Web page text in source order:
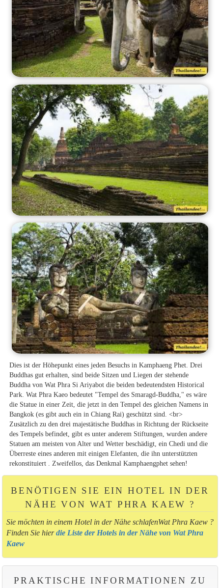
Dies ist der Höhepunkt eines jeden Besuchs in Kamphaeng Phet. Drei
Buddhas gut erhalten, sind beide Sitzen und Liegen der stehende
Buddha von Wat Phra Si Ariyabot die beiden bedeutendsten Historical
Park. Wat Phra Kaeo bedeutet "Tempel des Smaragd-Buddha," es wäre
die Statue in einer Zeit, die jetzt in den Tempel des gleichen Namens in
Bangkok (es gibt auch ein in Chiang Rai) geschützt sind. <br>
Zusätzlich zu den drei majestätische Buddhas in Richtung der Rückseite
des Tempels befindet, gibt es unter anderem Stiftungen, wurden andere
Statuen am meisten von Alter und Wetter beschädigt, ein Chedi und die
Überreste eines anderen mit einigen Elefanten, die ihn unterstützten
rekonstituiert . Zweifellos, das Denkmal Kamphaengphet sehen!
BENÖTIGEN SIE EIN HOTEL IN DER
NÄHE VON WAT PHRA KAEW ?
Sie möchten in einem Hotel in der Nähe schlafenWat Phra Kaew ?
Finden Sie hierdie Liste der Hotels in der Nähe von Wat Phra
Kaew
PRAKTISCHE INFORMATIONEN ZU